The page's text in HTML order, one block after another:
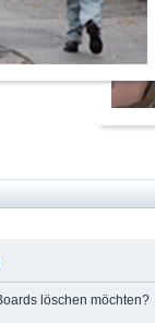
löschen möchten?